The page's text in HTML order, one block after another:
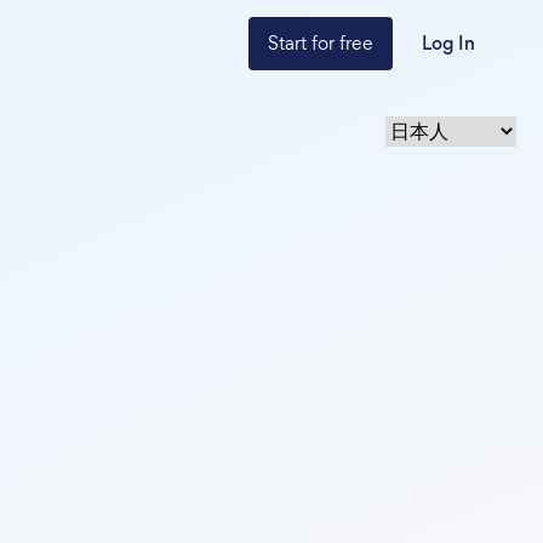
Start for free Log In